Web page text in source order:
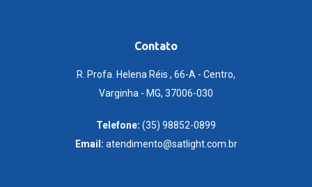
Contato
R. Profa. Helena Réis , 66-A - Centro,
Varginha - MG, 37006-030
Telefone: (35) 98852-0899
Email: atendimento@satlight.com.br